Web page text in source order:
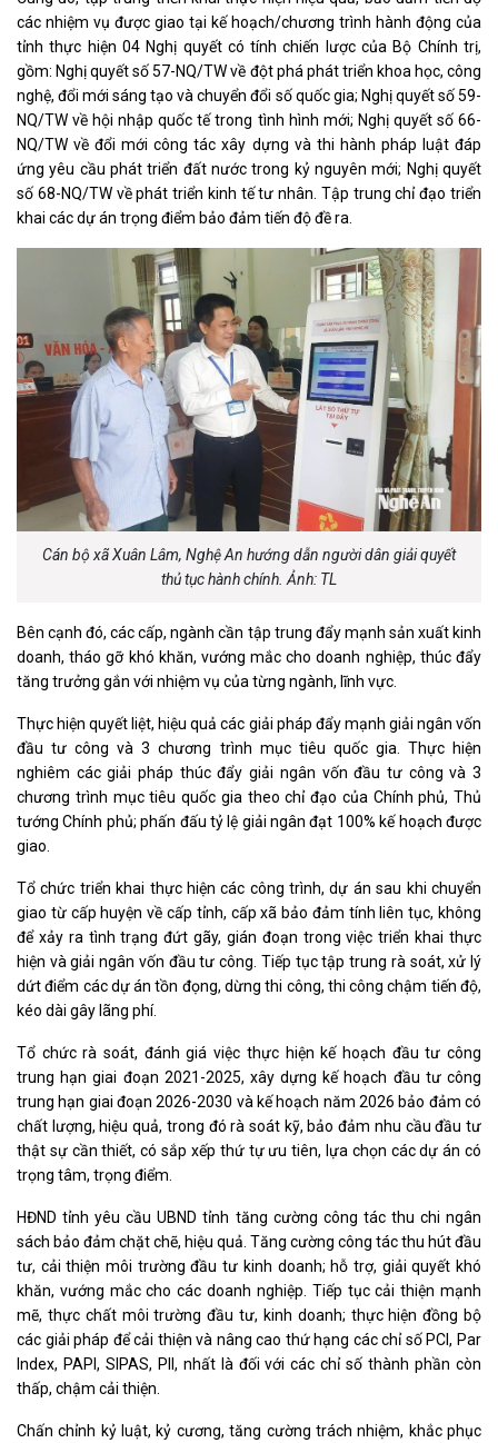
các nhiệm vụ được giao tại kế hoạch/chương trình hành động của
tỉnh thực hiện 04 Nghị quyết có tính chiến lược của Bộ Chính trị,
gồm: Nghị quyết số 57-NQ/TW về đột phá phát triển khoa học, công
nghệ, đổi mới sáng tạo và chuyển đổi số quốc gia; Nghị quyết số 59-
NQ/TW về hội nhập quốc tế trong tình hình mới; Nghị quyết số 66-
NQ/TW về đổi mới công tác xây dựng và thi hành pháp luật đáp
ứng yêu cầu phát triển đất nước trong kỷ nguyên mới; Nghị quyết
số 68-NQ/TW về phát triển kinh tế tư nhân. Tập trung chỉ đạo triển
khai các dự án trọng điểm bảo đảm tiến độ đề ra.
Cán bộ xã Xuân Lâm, Nghệ An hướng dẫn người dân giải quyết
thủ tục hành chính. Ảnh: TL
Bên cạnh đó, các cấp, ngành cần tập trung đẩy mạnh sản xuất kinh
doanh, tháo gỡ khó khăn, vướng mắc cho doanh nghiệp, thúc đẩy
tăng trưởng gắn với nhiệm vụ của từng ngành, lĩnh vực.
Thực hiện quyết liệt, hiệu quả các giải pháp đẩy mạnh giải ngân vốn
đầu tư công và 3 chương trình mục tiêu quốc gia. Thực hiện
nghiêm các giải pháp thúc đẩy giải ngân vốn đầu tư công và 3
chương trình mục tiêu quốc gia theo chỉ đạo của Chính phủ, Thủ
tướng Chính phủ; phấn đấu tỷ lệ giải ngân đạt 100% kế hoạch được
giao.
Tổ chức triển khai thực hiện các công trình, dự án sau khi chuyển
giao từ cấp huyện về cấp tỉnh, cấp xã bảo đảm tính liên tục, không
để xảy ra tình trạng đứt gãy, gián đoạn trong việc triển khai thực
hiện và giải ngân vốn đầu tư công. Tiếp tục tập trung rà soát, xử lý
dứt điểm các dự án tồn đọng, dừng thi công, thi công chậm tiến độ,
kéo dài gây lãng phí.
Tổ chức rà soát, đánh giá việc thực hiện kế hoạch đầu tư công
trung hạn giai đoạn 2021-2025, xây dựng kế hoạch đầu tư công
trung hạn giai đoạn 2026-2030 và kế hoạch năm 2026 bảo đảm có
chất lượng, hiệu quả, trong đó rà soát kỹ, bảo đảm nhu cầu đầu tư
thật sự cần thiết, có sắp xếp thứ tự ưu tiên, lựa chọn các dự án có
trọng tâm, trọng điểm.
HĐND tỉnh yêu cầu UBND tỉnh tăng cường công tác thu chi ngân
sách bảo đảm chặt chẽ, hiệu quả. Tăng cường công tác thu hút đầu
tư, cải thiện môi trường đầu tư kinh doanh; hỗ trợ, giải quyết khó
khăn, vướng mắc cho các doanh nghiệp. Tiếp tục cải thiện mạnh
mẽ, thực chất môi trường đầu tư, kinh doanh; thực hiện đồng bộ
các giải pháp để cải thiện và nâng cao thứ hạng các chỉ số PCI, Par
Index, PAPI, SIPAS, PII, nhất là đối với các chỉ số thành phần còn
thấp, chậm cải thiện.
Chấn chỉnh kỷ luật, kỷ cương, tăng cường trách nhiệm, khắc phục